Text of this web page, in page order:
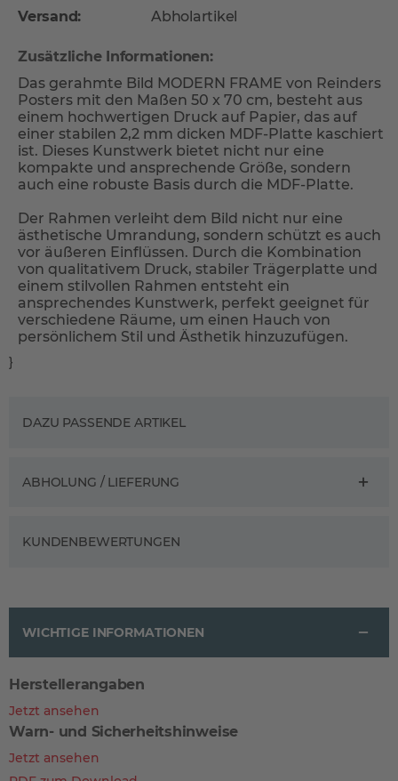
Versand: Abholartikel
Zusätzliche Informationen:
Das gerahmte Bild MODERN FRAME von Reinders
Posters mit den Maßen 50 x 70 cm, besteht aus
einem hochwertigen Druck auf Papier, das auf
einer stabilen 2,2 mm dicken MDF-Platte kaschiert
ist. Dieses Kunstwerk bietet nicht nur eine
kompakte und ansprechende Größe, sondern
auch eine robuste Basis durch die MDF-Platte.
Der Rahmen verleiht dem Bild nicht nur eine
ästhetische Umrandung, sondern schützt es auch
vor äußeren Einflüssen. Durch die Kombination
von qualitativem Druck, stabiler Trägerplatte und
einem stilvollen Rahmen entsteht ein
ansprechendes Kunstwerk, perfekt geeignet für
verschiedene Räume, um einen Hauch von
persönlichem Stil und Ästhetik hinzuzufügen.
}
DAZU PASSENDE ARTIKEL
ABHOLUNG / LIEFERUNG
KUNDENBEWERTUNGEN
WICHTIGE INFORMATIONEN
Herstellerangaben
Jetzt ansehen
Warn- und Sicherheitshinweise
Jetzt ansehen